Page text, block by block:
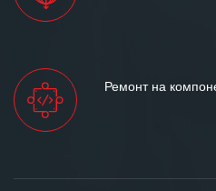
Ремонт на